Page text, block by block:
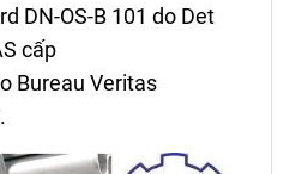
DN-OS-B 101 do Det
cấp
Bureau Veritas